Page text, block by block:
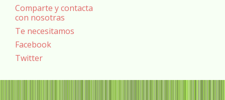
Comparte y contacta
con nosotras
Te necesitamos
Facebook
Twitter